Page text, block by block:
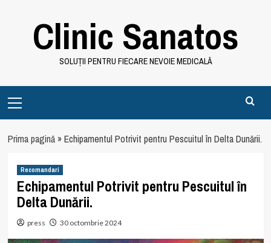
Clinic Sanatos
SOLUȚII PENTRU FIECARE NEVOIE MEDICALĂ
Menu
Prima pagină»Echipamentul Potrivit pentru Pescuitul în Delta Dunării.
Recomandari
Echipamentul Potrivit pentru Pescuitul în
Delta Dunării.
press 30 octombrie 2024